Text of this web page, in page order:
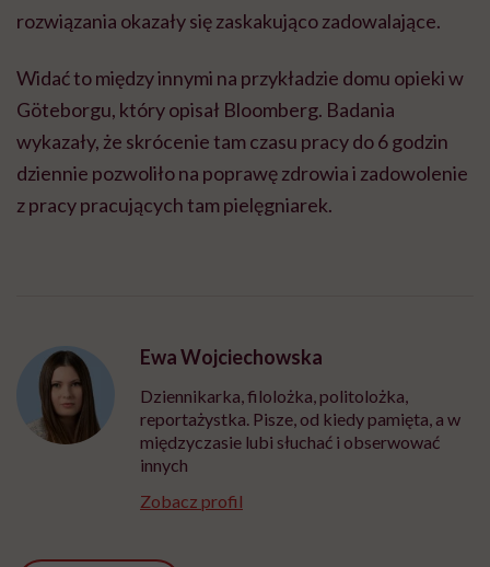
rozwiązania okazały się zaskakująco zadowalające.
Widać to między innymi na przykładzie domu opieki w
Göteborgu, który opisał Bloomberg. Badania
wykazały, że skrócenie tam czasu pracy do 6 godzin
dziennie pozwoliło na poprawę zdrowia i zadowolenie
z pracy pracujących tam pielęgniarek.
Ewa Wojciechowska
Dziennikarka, filolożka, politolożka,
reportażystka. Pisze, od kiedy pamięta, a w
międzyczasie lubi słuchać i obserwować
innych
Zobacz profil